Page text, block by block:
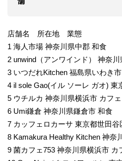
店舗名 所在地 業態
1 海人市場 神奈川県中郡 和食
2 unwind（アンワインド） 神奈川
3 いつだれKitchen 福島県いわき
4 il sole Gao(イル ソーレ ガオ) 東
5 ウチルカ 神奈川県横浜市 カフェ
6 Umi鎌倉 神奈川県鎌倉市 和食
7 カッフェロカーサ 東京都世田谷
8 Kamakura Healthy Kitchen 神奈
9 菌カフェ753 神奈川県横浜市 カ